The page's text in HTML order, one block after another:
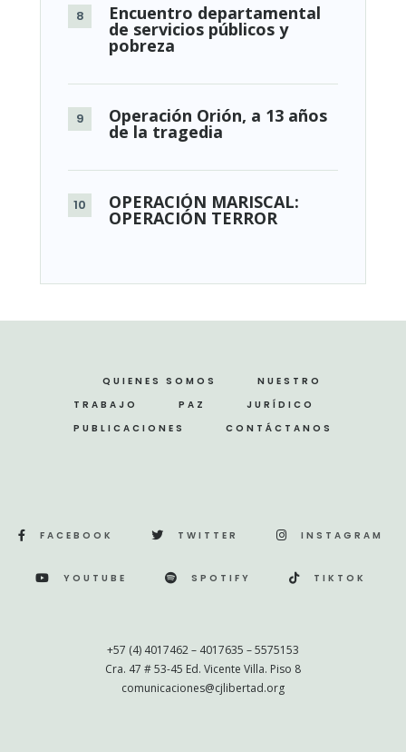
Encuentro departamental
de servicios públicos y
pobreza
Operación Orión, a 13 años
de la tragedia
OPERACIÓN MARISCAL:
OPERACIÓN TERROR
QUIENES SOMOS
NUESTRO
TRABAJO
PAZ
JURÍDICO
PUBLICACIONES
CONTÁCTANOS
FACEBOOK TWITTER INSTAGRAM
YOUTUBE SPOTIFY TIKTOK
+57 (4) 4017462 – 4017635 – 5575153
Cra. 47 # 53-45 Ed. Vicente Villa. Piso 8
comunicaciones@cjlibertad.org